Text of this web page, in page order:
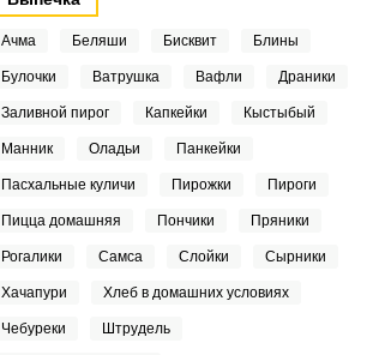
Ачма Беляши Бисквит Блины
Булочки Ватрушка Вафли Драники
Заливной пирог Капкейки Кыстыбый
Манник Оладьи Панкейки
Пасхальные куличи Пирожки Пироги
Пицца домашняя Пончики Пряники
Рогалики Самса Слойки Сырники
Хачапури Хлеб в домашних условиях
Чебуреки Штрудель